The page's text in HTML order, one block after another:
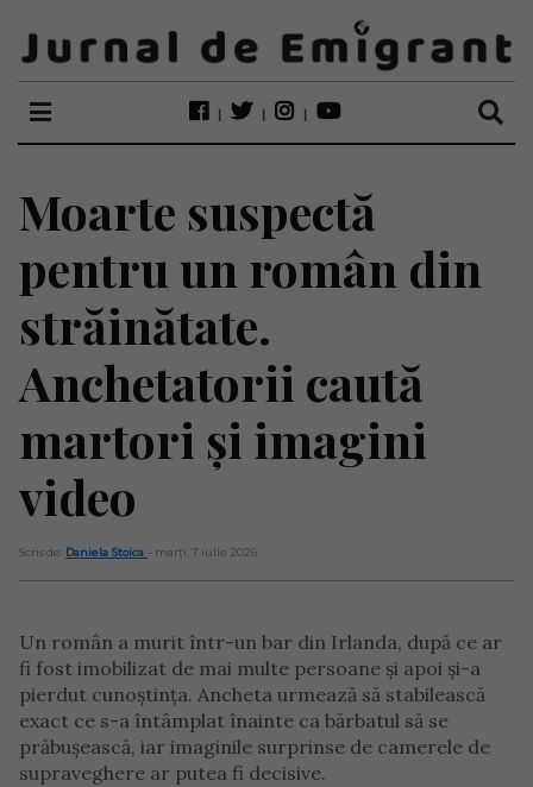
Moarte suspectă
pentru un român din
străinătate.
Anchetatorii caută
martori și imagini
video
Scris de: Daniela Stoica - marți, 7 iulie 2026
Un român a murit într-un bar din Irlanda, după ce ar
fi fost imobilizat de mai multe persoane și apoi și-a
pierdut cunoștința. Ancheta urmează să stabilească
exact ce s-a întâmplat înainte ca bărbatul să se
prăbușească, iar imaginile surprinse de camerele de
supraveghere ar putea fi decisive.